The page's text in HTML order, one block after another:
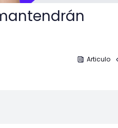
Articulo